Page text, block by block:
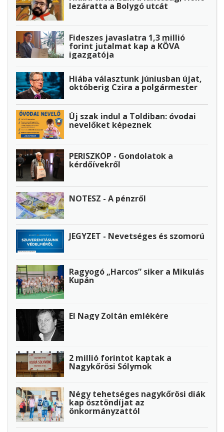
lezáratta a Bolygó utcát
Fideszes javaslatra 1,3 millió
forint jutalmat kap a KÖVA
igazgatója
Hiába választunk júniusban újat,
októberig Czira a polgármester
Új szak indul a Toldiban: óvodai
nevelőket képeznek
PERISZKÓP - Gondolatok a
kérdőívekről
NOTESZ - A pénzről
JEGYZET - Nevetséges és szomorú
Ragyogó „Harcos” siker a Mikulás
Kupán
El Nagy Zoltán emlékére
2 millió forintot kaptak a
Nagykőrösi Sólymok
Négy tehetséges nagykőrösi diák
kap ösztöndíjat az
önkormányzattól